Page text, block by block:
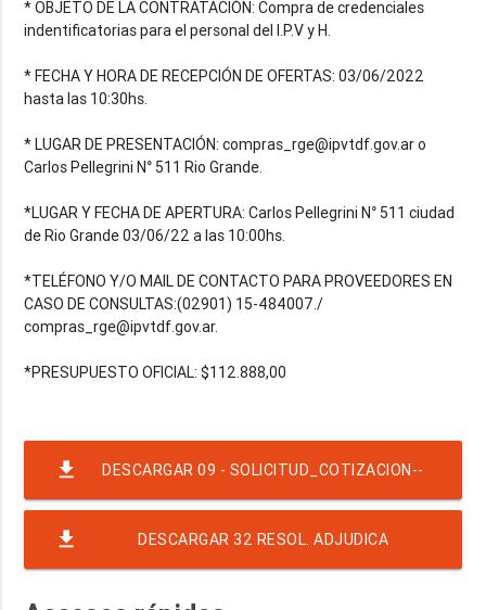
* OBJETO DE LA CONTRATACIÓN: Compra de credenciales
indentificatorias para el personal del I.P.V y H.
* FECHA Y HORA DE RECEPCIÓN DE OFERTAS: 03/06/2022
hasta las 10:30hs.
* LUGAR DE PRESENTACIÓN: compras_rge@ipvtdf.gov.ar o
Carlos Pellegrini N° 511 Rio Grande.
*LUGAR Y FECHA DE APERTURA: Carlos Pellegrini N° 511 ciudad
de Rio Grande 03/06/22 a las 10:00hs.
*TELÉFONO Y/O MAIL DE CONTACTO PARA PROVEEDORES EN
CASO DE CONSULTAS:(02901) 15-484007./
compras_rge@ipvtdf.gov.ar.
*PRESUPUESTO OFICIAL: $112.888,00
file_download DESCARGAR 09 - SOLICITUD_COTIZACION--
NRO-52-EJER-2022-RAF-23-RND-5148
file_download DESCARGAR 32 RESOL. ADJUDICA